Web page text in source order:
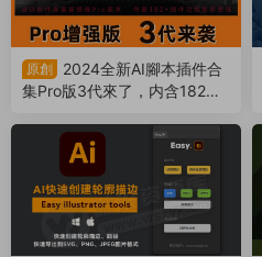
原創
2024全新AI腳本插件合
集Pro版3代來了，内含182款
（231016）